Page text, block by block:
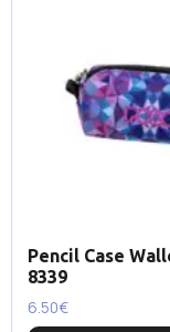
Pencil Case
8339
6.50€